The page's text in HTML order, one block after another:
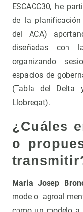
ESCACC30, he
de la
del ACA)
diseñadas con
organizando
espacios de
(Tabla del Delta
Llobregat).
¿Cuáles
o
Maria Josep
modelo